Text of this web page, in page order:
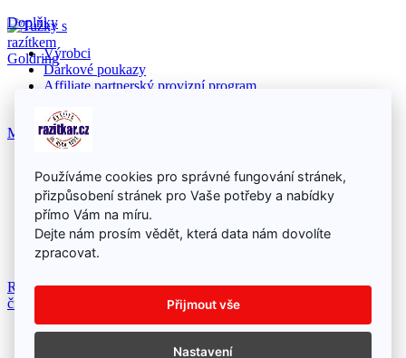
Doplňky
Výrobci
Dárkové poukazy
Affiliate partnerský provizní program
Můj účet
Historie objednávek
Seznam přání
Newsletter
Razítka, razítko online|Ubytování Dolní Morava|Dezinfekce a
čištění ozonem - Ozonář
Používáme cookies pro správné fungování stránek,
přizpůsobení stránek pro Vaše potřeby a nabídky
přímo Vám na míru.
Dejte nám prosím vědět, která data nám dovolíte
zpracovat.
Přijmout vše
Nastavení